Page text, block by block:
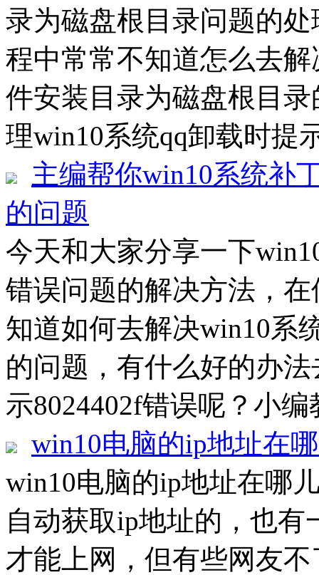
录为磁盘根目录问题的
程中常常不知道怎么去
件安装目录为磁盘根目
理win10系统qq卸载时提
主编帮你win10系统补
的问题
今天和大家分享一下
错误问题的解决方法，
知道如何去解决win10系
的问题，有什么好的办
示8024402f错误呢？小
win10电脑的ip地址在
win10电脑的ip地址在哪
自动获取ip地址的，也
才能上网，但有些网友